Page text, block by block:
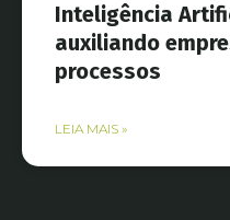
Inteligência
auxiliando
processos
LEIA MAIS »